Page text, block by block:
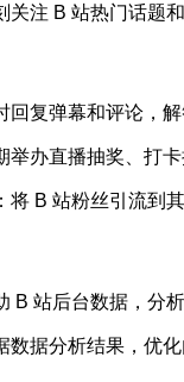
关注 B 站热门话题
回复弹幕和评论，
举办直播抽奖、打
：将 B 站粉丝引流到
B 站后台数据，分
数据分析结果，优